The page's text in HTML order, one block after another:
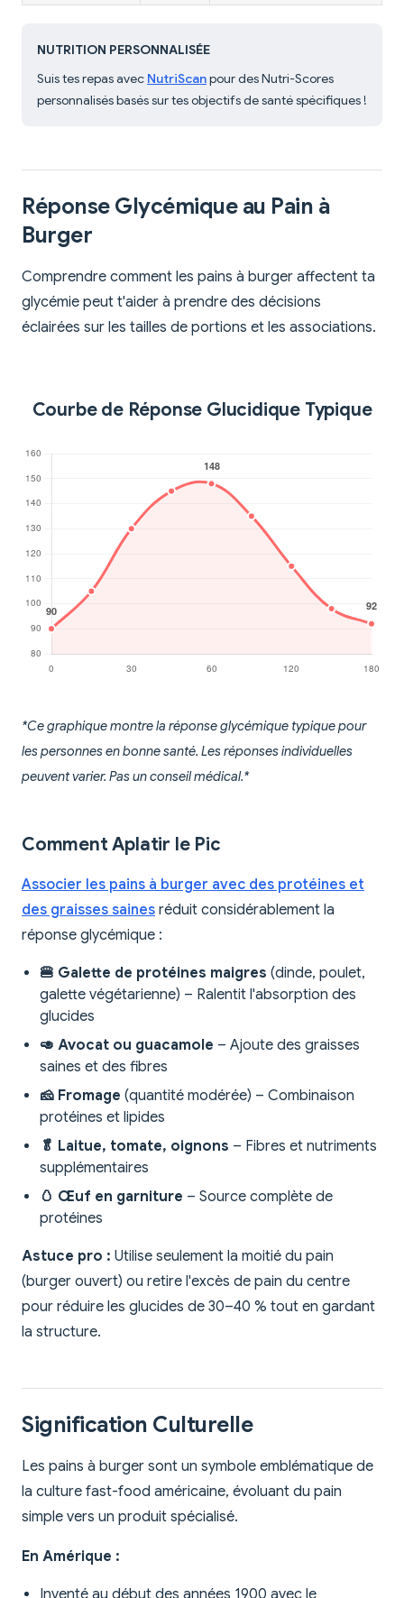
NUTRITION PERSONNALISÉE
Suis tes repas avec NutriScanpour des Nutri-Scores
personnalisés basés sur tes objectifs de santé spécifiques !
Réponse Glycémique au Pain à
Burger
Comprendre comment les pains à burger affectent ta
glycémie peut t'aider à prendre des décisions
éclairées sur les tailles de portions et les associations.
Courbe de Réponse Glucidique Typique
*Ce graphique montre la réponse glycémique typique pour
les personnes en bonne santé. Les réponses individuelles
peuvent varier. Pas un conseil médical.*
Comment Aplatir le Pic
Associer les pains à burger avec des protéines et
des graisses saines réduit considérablement la
réponse glycémique :
🍔 Galette de protéines maigres (dinde, poulet,
galette végétarienne) – Ralentit l'absorption des
glucides
🥑 Avocat ou guacamole – Ajoute des graisses
saines et des fibres
🧀 Fromage (quantité modérée) – Combinaison
protéines et lipides
🥬 Laitue, tomate, oignons – Fibres et nutriments
supplémentaires
🥚 Œuf en garniture – Source complète de
protéines
Astuce pro : Utilise seulement la moitié du pain
(burger ouvert) ou retire l'excès de pain du centre
pour réduire les glucides de 30–40 % tout en gardant
la structure.
Signification Culturelle
Les pains à burger sont un symbole emblématique de
la culture fast-food américaine, évoluant du pain
simple vers un produit spécialisé.
En Amérique :